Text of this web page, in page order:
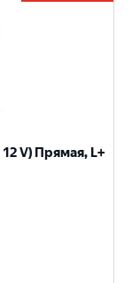
V) Прямая, L+